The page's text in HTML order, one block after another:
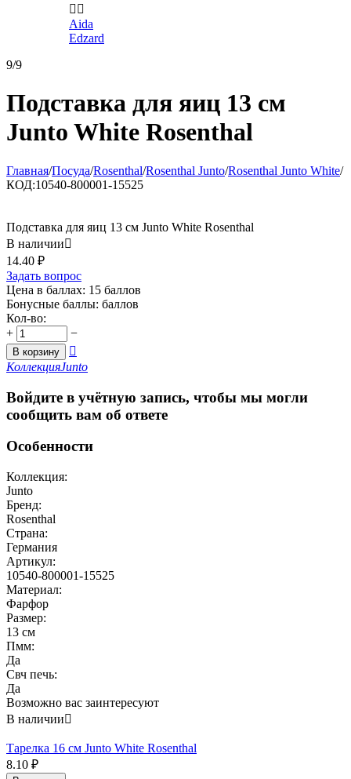
 
Aida
Edzard
9/9
Подставка для яиц 13 см
Junto White Rosenthal
Главная/Посуда/Rosenthal/Rosenthal Junto/Rosenthal Junto White/
КОД:10540-800001-15525
Подставка для яиц 13 см Junto White Rosenthal
В наличии
14.40 ₽
Задать вопрос
Цена в баллах: 15 баллов
Бонусные баллы: баллов
Кол-во:
+
−
В корзину

КоллекцияJunto
Войдите в учётную запись, чтобы мы могли
сообщить вам об ответе
Особенности
Коллекция:
Junto
Бренд:
Rosenthal
Страна:
Германия
Артикул:
10540-800001-15525
Материал:
Фарфор
Размер:
13 см
Пмм:
Да
Свч печь:
Да
Возможно вас заинтересуют
В наличии
Тарелка 16 см Junto White Rosenthal
8.10 ₽